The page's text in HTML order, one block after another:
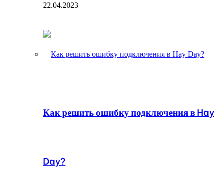
22.04.2023
Как решить ошибку подключения в Hay
Day?